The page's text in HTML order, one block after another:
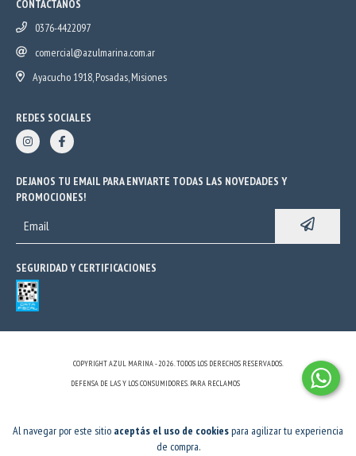
Al navegar por este sitio aceptás el uso de cookiespara agilizar tu experiencia
de compra.
CONTACTANOS
0376-4422097
comercial@azulmarina.com.ar
Ayacucho 1918, Posadas, Misiones
REDES SOCIALES
DEJANOS TU EMAIL PARA ENVIARTE TODAS LAS NOVEDADES Y
PROMOCIONES!
SEGURIDAD Y CERTIFICACIONES
COPYRIGHT AZUL MARINA - 2026. TODOS LOS DERECHOS RESERVADOS.
DEFENSA DE LAS Y LOS CONSUMIDORES. PARA RECLAMOS